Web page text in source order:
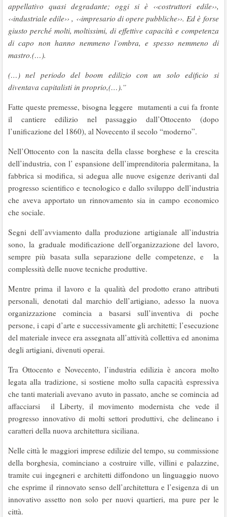
appellativo quasi degradante; oggi si è ‹‹costruttori edile››,
‹‹industriale edile›› , ‹‹impresario di opere pubbliche››. Ed è forse
giusto perché molti, moltissimi, di effettive capacità e competenza
di capo non hanno nemmeno l’ombra, e spesso nemmeno di
mastro.(…).
(…) nel periodo del boom edilizio con un solo edificio si
diventava capitalisti in proprio,(…).”
Fatte queste premesse, bisogna leggere mutamenti a cui fa fronte
il cantiere edilizio nel passaggio dall’Ottocento (dopo
l’unificazione del 1860), al Novecento il secolo “moderno”.
Nell’Ottocento con la nascita della classe borghese e la crescita
dell’industria, con l’ espansione dell’imprenditoria palermitana, la
fabbrica si modifica, si adegua alle nuove esigenze derivanti dal
progresso scientifico e tecnologico e dallo sviluppo dell’industria
che aveva apportato un rinnovamento sia in campo economico
che sociale.
Segni dell’avviamento dalla produzione artigianale all’industria
sono, la graduale modificazione dell’organizzazione del lavoro,
sempre più basata sulla separazione delle competenze, e la
complessità delle nuove tecniche produttive.
Mentre prima il lavoro e la qualità del prodotto erano attributi
personali, denotati dal marchio dell’artigiano, adesso la nuova
organizzazione comincia a basarsi sull’inventiva di poche
persone, i capi d’arte e successivamente gli architetti; l’esecuzione
del materiale invece era assegnata all’attività collettiva ed anonima
degli artigiani, divenuti operai.
Tra Ottocento e Novecento, l’industria edilizia è ancora molto
legata alla tradizione, si sostiene molto sulla capacità espressiva
che tanti materiali avevano avuto in passato, anche se comincia ad
affacciarsi il Liberty, il movimento modernista che vede il
progresso innovativo di molti settori produttivi, che delineano i
caratteri della nuova architettura siciliana.
Nelle città le maggiori imprese edilizie del tempo, su commissione
della borghesia, cominciano a costruire ville, villini e palazzine,
tramite cui ingegneri e architetti diffondono un linguaggio nuovo
che esprime il rinnovato senso dell’architettura e l’esigenza di un
innovativo assetto non solo per nuovi quartieri, ma pure per le
città.